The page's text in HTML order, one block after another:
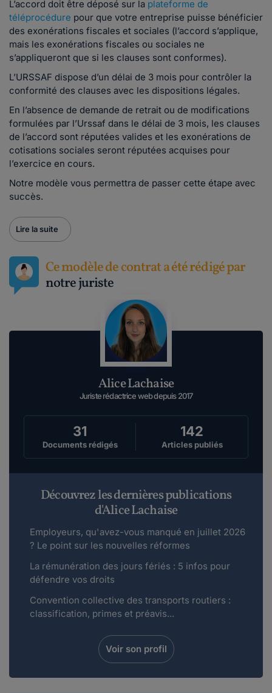
L’accord doit être déposé sur la plateforme de
téléprocédure pour que votre entreprise puisse bénéficier
des exonérations fiscales et sociales (l’accord s’applique,
mais les exonérations fiscales ou sociales ne
s’appliqueront que si les clauses sont conformes).
L’URSSAF dispose d’un délai de 3 mois pour contrôler la
conformité des clauses avec les dispositions légales.
En l’absence de demande de retrait ou de modifications
formulées par l’Urssaf dans le délai de 3 mois, les clauses
de l’accord sont réputées valides et les exonérations de
cotisations sociales seront réputées acquises pour
l’exercice en cours.
Notre modèle vous permettra de passer cette étape avec
succès.
Lire la suite
Ce modèle de contrat a été rédigé par
notre juriste
Alice Lachaise
Juriste rédactrice web depuis 2017
31
Documents rédigés
142
Articles publiés
Découvrez les dernières publications
d'Alice Lachaise
Employeurs, qu'avez-vous manqué en juillet 2026
? Le point sur les nouvelles réformes
La rémunération des jours fériés : 5 infos pour
défendre vos droits
Convention collective des transports routiers :
classification, primes et préavis...
Voir son profil